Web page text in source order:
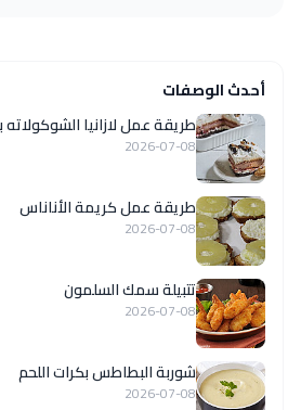
أحدث الوصفات
طريقة عمل لازانيا
2026-07-08
طريقة عمل كريمة الأناناس
2026-07-08
تتبيلة سمك السلمون
2026-07-08
شوربة البطاطس بكرات اللحم
2026-07-08